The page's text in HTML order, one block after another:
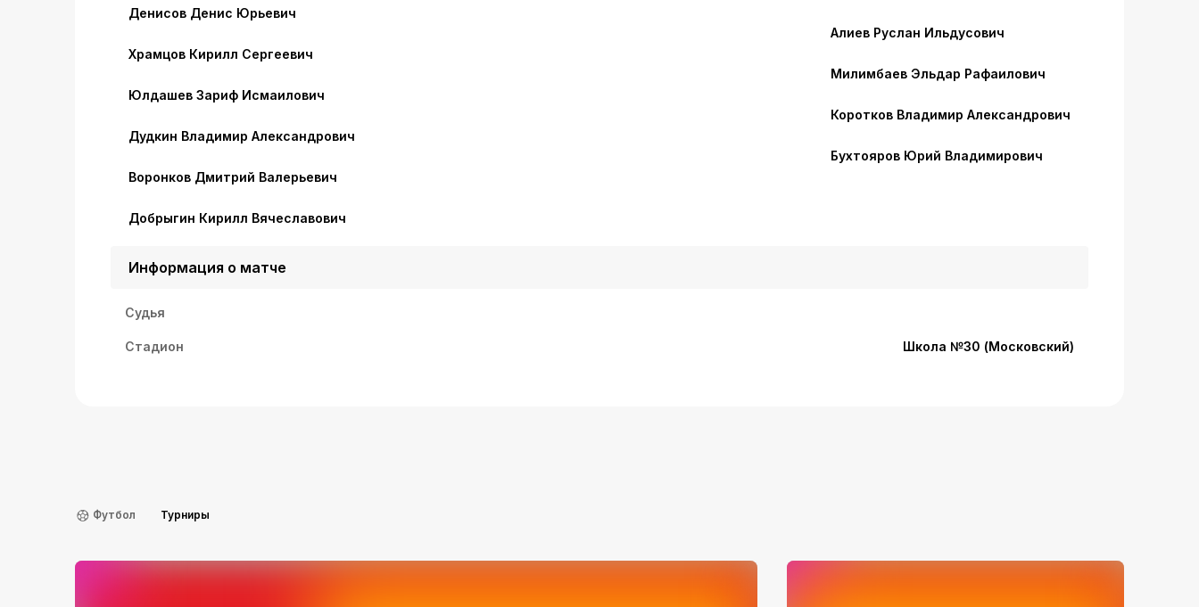
Футбол Турниры
Денисов Денис Юрьевич
Храмцов Кирилл Сергеевич
Юлдашев Зариф Исмаилович
Дудкин Владимир Александрович
Воронков Дмитрий Валерьевич
Добрыгин Кирилл Вячеславович
Алиев Руслан Ильдусович
Милимбаев Эльдар Рафаилович
Коротков Владимир Александрович
Бухтояров Юрий Владимирович
Информация о матче
Судья
Стадион Школа №30 (Московский)